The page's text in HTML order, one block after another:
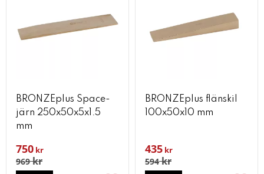
BRONZEplus Space-
järn 250x50x5x1.5
mm
750 kr
969kr
BRONZEplus flänskil
100x50x10 mm
435 kr
594kr